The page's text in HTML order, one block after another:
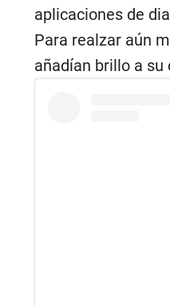
aplicaciones de
Para realzar aún
añadían brillo a su